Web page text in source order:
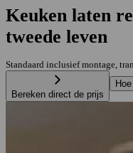
Keuken laten
tweede leven
Standaard inclusief montage,
Bereken direct de prijs